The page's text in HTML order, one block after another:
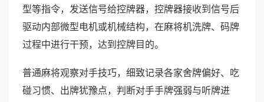
型等指令，发送信号给控牌器，控牌器接收到信号后
驱动内部微型电机或机械结构，在麻将机洗牌、码牌
过程中进行干预，达到控牌目的。
普通麻将观察对手技巧，细致记录各家舍牌偏好、吃
碰习惯、出牌犹豫点，判断对手手牌强弱与听牌进